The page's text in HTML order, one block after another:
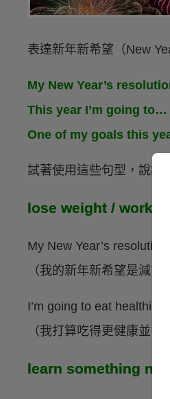
表達新年新希望（New
My New Year’s
This year I’m going to…
One of my goals this
試著使用這些句型，說說
lose weight / work
My New Year’s
（我的新年新希望是減重
I’m going to eat healthier
（我打算吃得更健康並
learn something new